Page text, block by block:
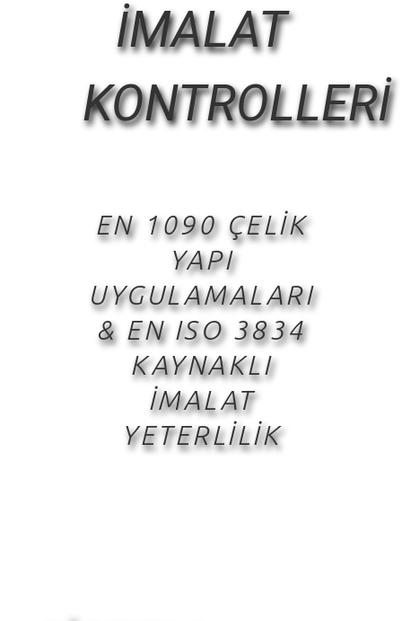
İMALAT
KONTROLLERİ
EN 1090 ÇELİK
YAPI
UYGULAMALARI
& EN ISO 3834
KAYNAKLI
İMALAT
YETERLİLİK